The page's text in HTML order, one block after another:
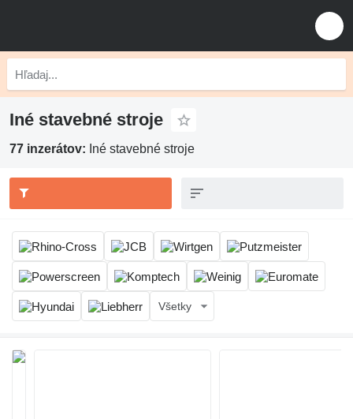
Iné stavebné stroje
77 inzerátov: Iné stavebné stroje
Všetky